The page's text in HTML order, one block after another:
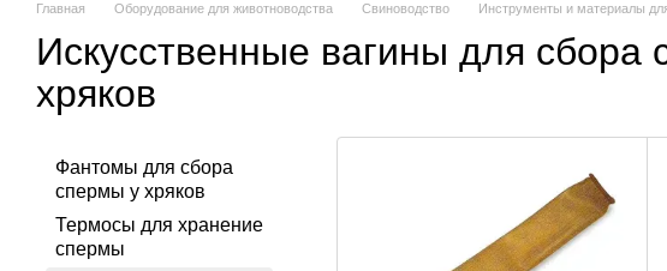
Главная Оборудование для животноводства Свиноводство Инструменты и материалы
Искусственные вагины для сбора
хряков
Фантомы для сбора
спермы у хряков
Термосы для хранение
спермы